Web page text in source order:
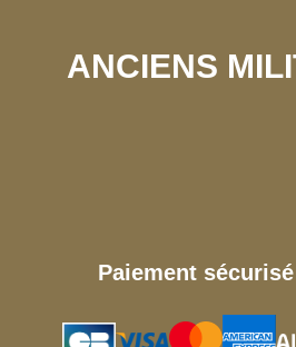
ANCIENS
Paiement sécurisé